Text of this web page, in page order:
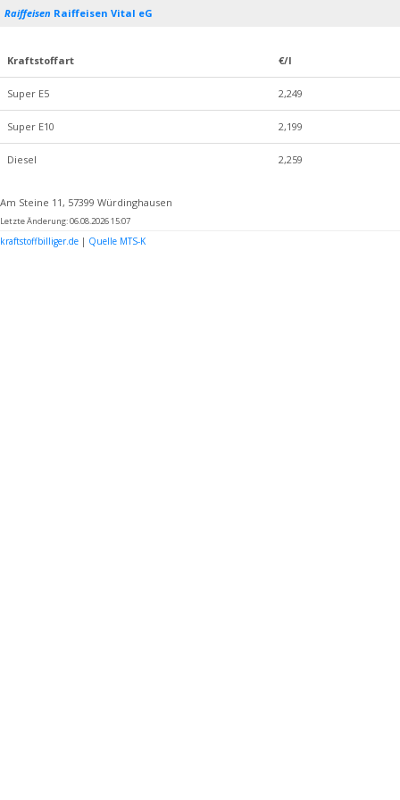
Raiffeisen Raiffeisen Vital eG
Kraftstoffart €/l
Super E5 2,249
Super E10 2,199
Diesel 2,259
Am Steine 11, 57399 Würdinghausen
Letzte Änderung: 06.08.2026 15:07
kraftstoffbilliger.de | Quelle MTS-K